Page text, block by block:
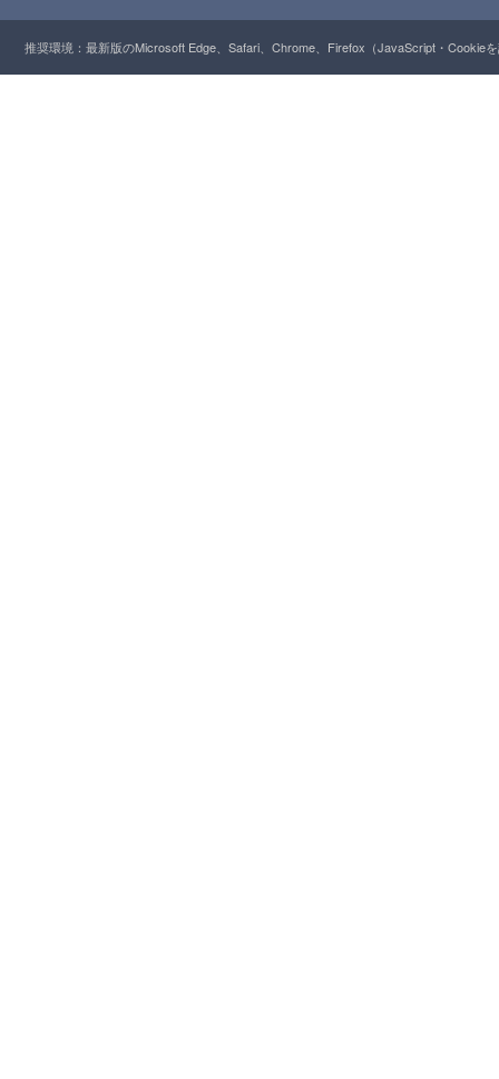
推奨環境：最新版のMicrosoft Edge、Safari、Chrome、Firefox（JavaScript・Cookie